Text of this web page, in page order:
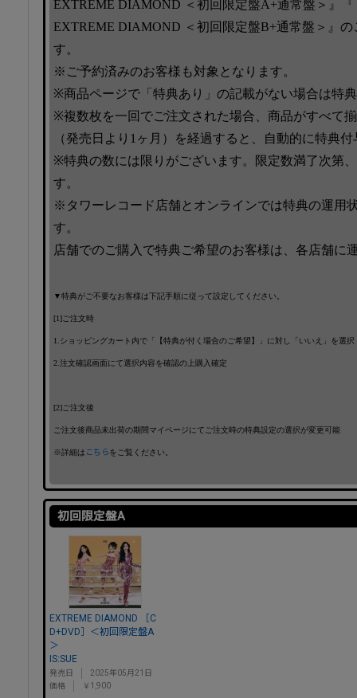
EXTREME DIAMOND ＜初回限定盤A+通常盤＞』
EXTREME DIAMOND ＜初回限定盤B+通常盤＞』
す。
※ご予約済みのお客様も対象となります。
※商品ページで「特典あり」の記載がない場合は特
※複数枚を一回でご注文された場合、商品がすべて
（発売日より1ヶ月）を経過すると、自動的に特典
※特典の数には限りがございます。限定数満了次第
す。
※タワーレコード店舗とオンラインでは特典の運用
す。
店舗でのご購入で特典ご希望のお客様は、各店舗に
▼特典がご不要なお客様は下記手順に従って設定してください。
[1]ご注文時
1.ショッピングカート内で「【特典が付く場合のご希望】」に対し「いいえ」を選択
2.注文確認画面にて選択内容を確認の上購入確定
[2]ご注文後
ご注文後商品未出荷の期間マイページにてご注文時の特典設定の選択が変更可能
※詳細は こちらをご覧ください。
初回限定盤A
EXTREME DIAMOND ［C
D+DVD］＜初回限定盤A
＞
IS:SUE
発売日
2025年05月21日
価格
￥1,900